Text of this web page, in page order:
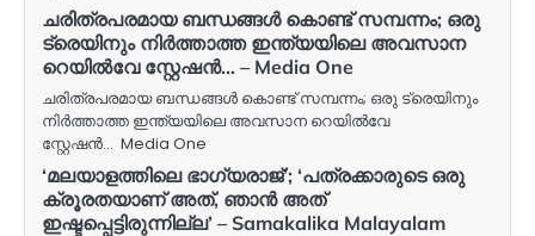
ചരിത്രപരമായ ബന്ധങ്ങൾ കൊണ്ട് സമ്പന്നം; ഒരു
ട്രെയിനും നിര്‍ത്താത്ത ഇന്ത്യയിലെ അവസാന
റെയില്‍വേ സ്റ്റേഷന്‍… – Media One
ചരിത്രപരമായ ബന്ധങ്ങൾ കൊണ്ട് സമ്പന്നം; ഒരു ട്രെയിനും
നിര്‍ത്താത്ത ഇന്ത്യയിലെ അവസാന റെയില്‍വേ
സ്റ്റേഷന്‍… Media One
‘മലയാളത്തിലെ ഭാഗ്യരാജ്’; ‘പത്രക്കാരുടെ ഒരു
ക്രൂരതയാണ് അത്, ഞാന്‍ അത്
ഇഷ്ടപ്പെട്ടിരുന്നില്ല’ – Samakalika Malayalam